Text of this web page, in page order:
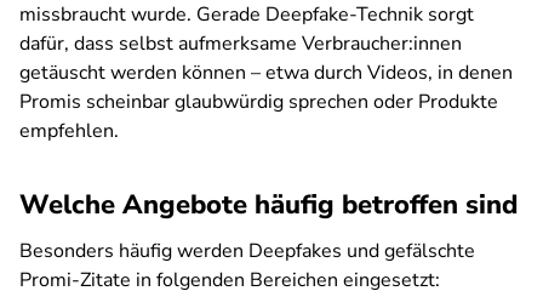
missbraucht wurde. Gerade Deepfake-Technik sorgt
dafür, dass selbst aufmerksame Verbraucher:innen
getäuscht werden können – etwa durch Videos, in denen
Promis scheinbar glaubwürdig sprechen oder Produkte
empfehlen.
Welche Angebote häufig betroffen sind
Besonders häufig werden Deepfakes und gefälschte
Promi-Zitate in folgenden Bereichen eingesetzt: